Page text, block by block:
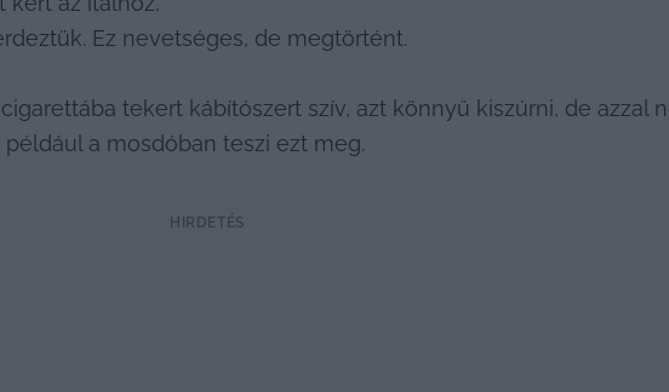
Ez nevetséges, de megtörtént.
tekert kábítószert szív, azt könnyű kiszúrni, de azzal
a mosdóban teszi ezt meg.
HIRDETÉS